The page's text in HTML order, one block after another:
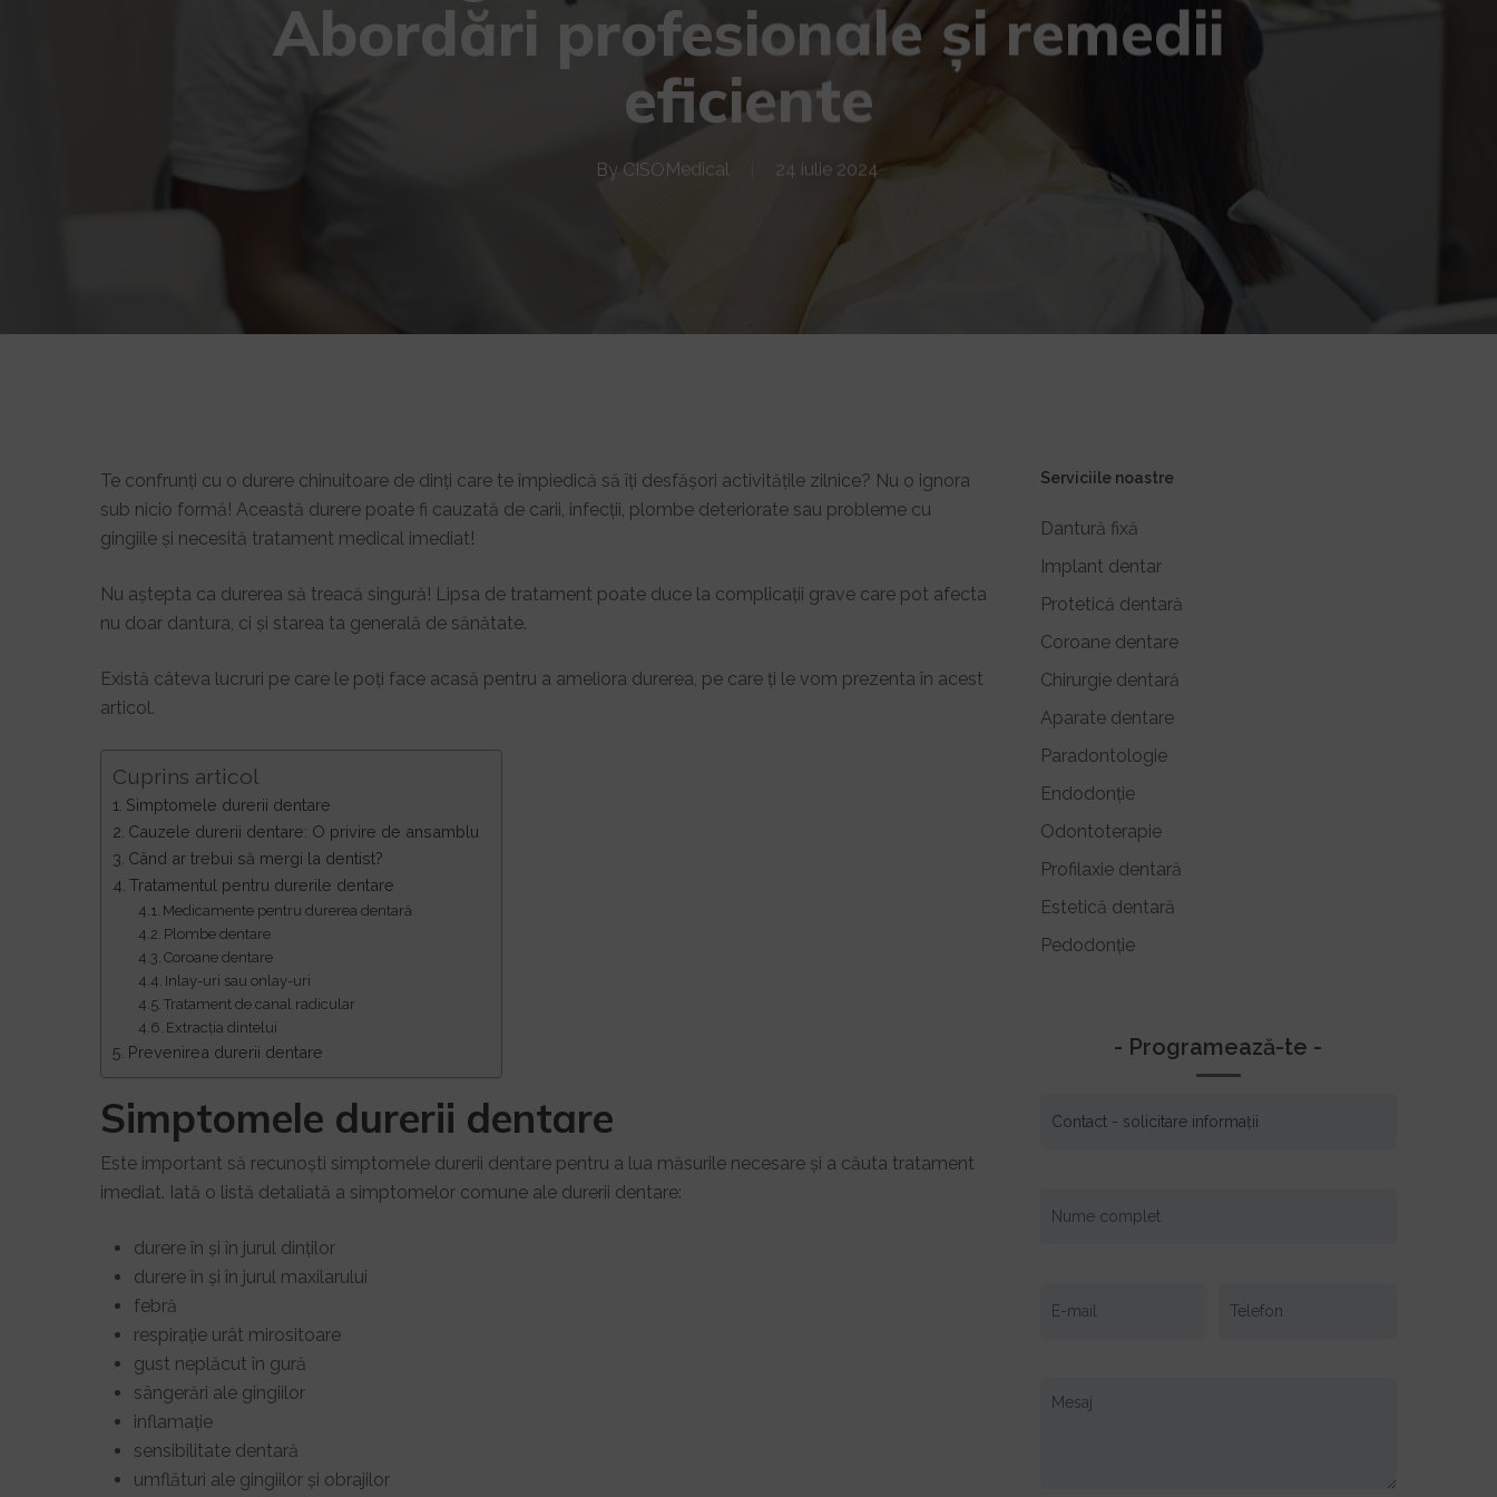
Abordări profesionale și remedii
eficiente
By CISOMedical 24 iulie 2024
Te confrunți cu o durere chinuitoare de dinți care te împiedică să îți desfășori activitățile zilnice? Nu o ignora
sub nicio formă! Această durere poate fi cauzată de carii, infecții, plombe deteriorate sau probleme cu
gingiile și necesită tratament medical imediat!
Nu aștepta ca durerea să treacă singură! Lipsa de tratament poate duce la complicații grave care pot afecta
nu doar dantura, ci și starea ta generală de sănătate.
Există câteva lucruri pe care le poți face acasă pentru a ameliora durerea, pe care ți le vom prezenta în acest
articol.
Cuprins articol
Simptomele durerii dentare
Cauzele durerii dentare: O privire de ansamblu
Când ar trebui să mergi la dentist?
Tratamentul pentru durerile dentare
Medicamente pentru durerea dentară
Plombe dentare
Coroane dentare
Inlay-uri sau onlay-uri
Tratament de canal radicular
Extracția dintelui
Prevenirea durerii dentare
Simptomele durerii dentare
Este important să recunoști simptomele durerii dentare pentru a lua măsurile necesare și a căuta tratament
imediat. Iată o listă detaliată a simptomelor comune ale durerii dentare:
durere în și în jurul dinților
durere în și în jurul maxilarului
febră
respirație urât mirositoare
gust neplăcut în gură
sângerări ale gingiilor
inflamație
sensibilitate dentară
umflături ale gingiilor și obrajilor
Serviciile noastre
Dantură fixă
Implant dentar
Protetică dentară
Coroane dentare
Chirurgie dentară
Aparate dentare
Paradontologie
Endodonție
Odontoterapie
Profilaxie dentară
Estetică dentară
Pedodonție
- Programează-te -